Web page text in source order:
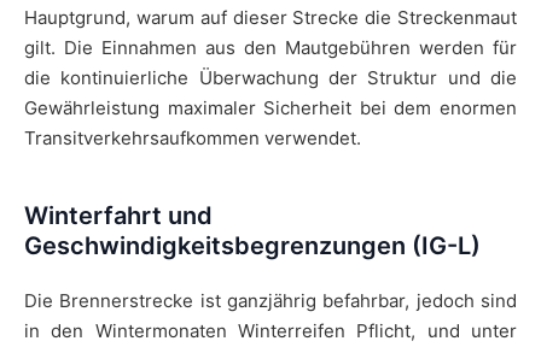
Hauptgrund, warum auf dieser Strecke die Streckenmaut
gilt. Die Einnahmen aus den Mautgebühren werden für
die kontinuierliche Überwachung der Struktur und die
Gewährleistung maximaler Sicherheit bei dem enormen
Transitverkehrsaufkommen verwendet.
Winterfahrt und
Geschwindigkeitsbegrenzungen (IG-L)
Die Brennerstrecke ist ganzjährig befahrbar, jedoch sind
in den Wintermonaten Winterreifen Pflicht, und unter